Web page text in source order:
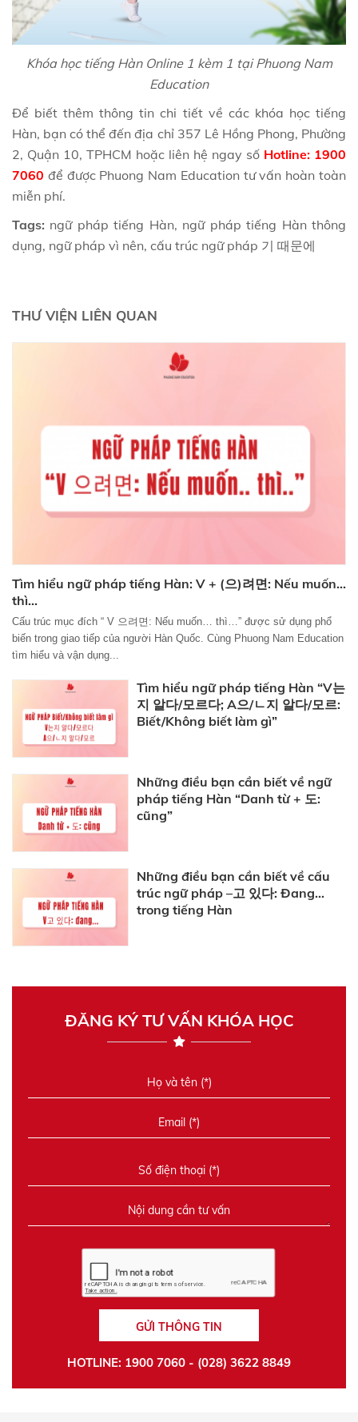
Khóa học tiếng Hàn Online 1 kèm 1 tại Phuong Nam
Education
Để biết thêm thông tin chi tiết về các khóa học tiếng
Hàn, bạn có thể đến địa chỉ 357 Lê Hồng Phong, Phường
2, Quận 10, TPHCM hoặc liên hệ ngay số Hotline: 1900
7060 để được Phuong Nam Education tư vấn hoàn toàn
miễn phí.
Tags: ngữ pháp tiếng Hàn, ngữ pháp tiếng Hàn thông
dụng, ngữ pháp vì nên, cấu trúc ngữ pháp 기 때문에
THƯ VIỆN LIÊN QUAN
Tìm hiểu ngữ pháp tiếng Hàn: V + (으)려면: Nếu muốn...
thì...
Cấu trúc mục đích “ V 으려면: Nếu muốn… thì…” được sử dụng phổ
biến trong giao tiếp của người Hàn Quốc. Cùng Phuong Nam Education
tìm hiểu và vận dụng...
Tìm hiểu ngữ pháp tiếng Hàn “V는
지 알다/모르다; A으/ㄴ지 알다/모르:
Biết/Không biết làm gì”
Những điều bạn cần biết về ngữ
pháp tiếng Hàn “Danh từ + 도:
cũng”
Những điều bạn cần biết về cấu
trúc ngữ pháp –고 있다: Đang...
trong tiếng Hàn
ĐĂNG KÝ TƯ VẤN KHÓA HỌC
GỬI THÔNG TIN
HOTLINE: 1900 7060 - (028) 3622 8849